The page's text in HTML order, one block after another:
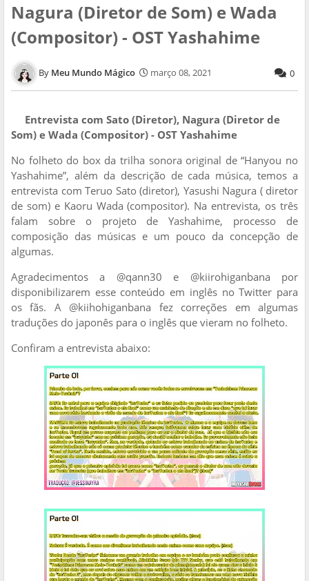
Nagura (Diretor de Som) e Wada
(Compositor) - OST Yashahime
Meu Mundo Mágico março 08, 2021 0
Entrevista com Sato (Diretor), Nagura (Diretor de
Som) e Wada (Compositor) - OST Yashahime
No folheto do box da trilha sonora original de “Hanyou no
Yashahime”, além da descrição de cada música, temos a
entrevista com Teruo Sato (diretor), Yasushi Nagura ( diretor
de som) e Kaoru Wada (compositor). Na entrevista, os três
falam sobre o projeto de Yashahime, processo de
composição das músicas e um pouco da concepção de
algumas.
Agradecimentos a @qann30 e @kiirohiganbana por
disponibilizarem esse conteúdo em inglês no Twitter para
os fãs. A @kiihohiganbana fez correções em algumas
traduções do japonês para o inglês que vieram no folheto.
Confiram a entrevista abaixo: